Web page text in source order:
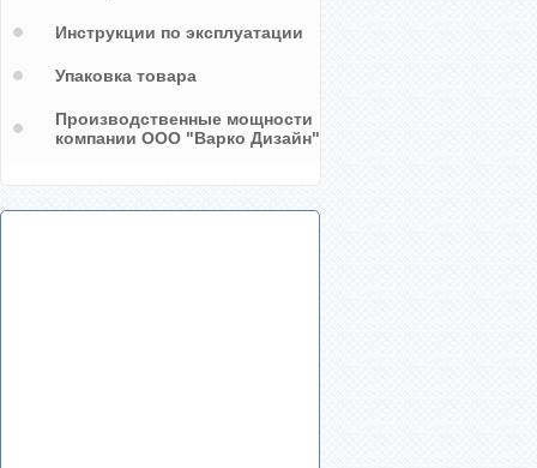
Инструкции по эксплуатации
Упаковка товара
Производственные мощности
компании ООО "Варко Дизайн"